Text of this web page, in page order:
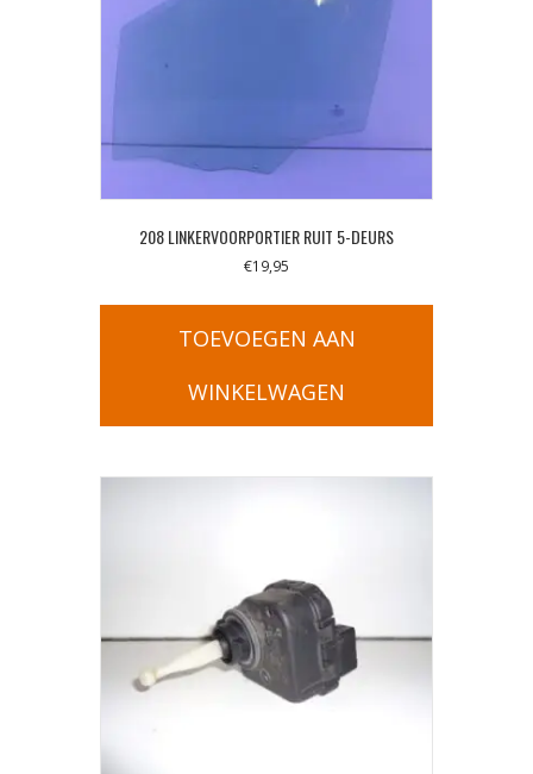
208 LINKERVOORPORTIER RUIT 5-DEURS
€19,95
TOEVOEGEN AAN
WINKELWAGEN